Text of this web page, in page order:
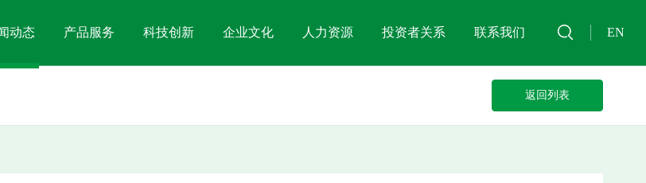
动态 产品服务 科技创新 企业文化 人力资源 投资者关系 联系我们 EN
返回列表